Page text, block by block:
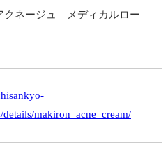
ネージュ メディカルロー
makiron_acne_cream/